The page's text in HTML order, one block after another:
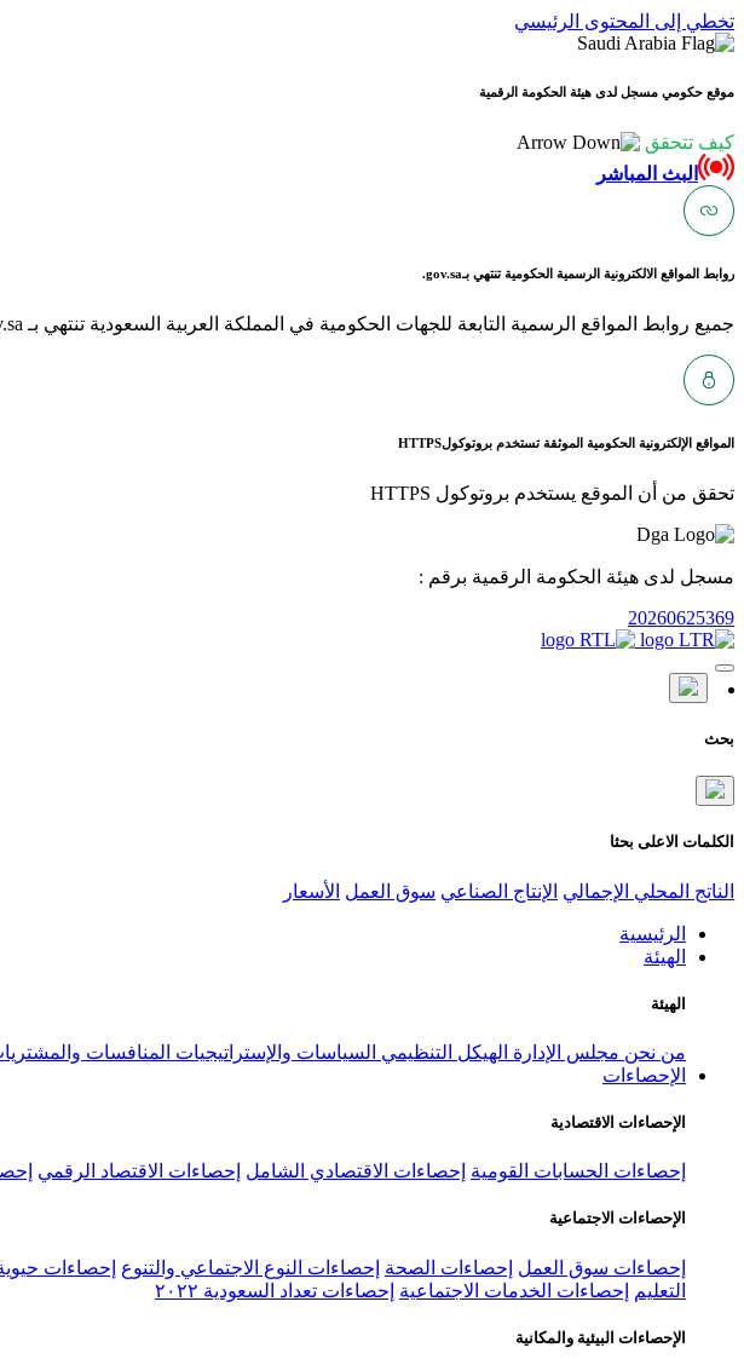
تخطي إلى المحتوى الرئيسي
موقع حكومي مسجل لدى هيئة الحكومة الرقمية
كيف تتحقق
البث المباشر
روابط المواقع الالكترونية الرسمية الحكومية تنتهي بـgov.sa.
جميع روابط المواقع الرسمية التابعة للجهات الحكومية في المملكة العربية السعودية تنتهي بـ gov.sa
المواقع الإلكترونية الحكومية الموثقة تستخدم بروتوكولHTTPS
تحقق من أن الموقع يستخدم بروتوكول HTTPS
مسجل لدى هيئة الحكومة الرقمية برقم :
20260625369
بحث
الكلمات الاعلى بحثا
الناتج المحلي الإجمالي الإنتاج الصناعي سوق العمل الأسعار
الرئيسية
الهيئة
الهيئة
من نحن مجلس الإدارة الهيكل التنظيمي السياسات والإستراتيجيات المنافسات
الإحصاءات
الإحصاءات الاقتصادية
إحصاءات الحسابات القومية إحصاءات الاقتصادي الشامل إحصاءات الاقتصاد الرقمي
الإحصاءات الاجتماعية
إحصاءات سوق العمل إحصاءات الصحة إحصاءات النوع الاجتماعي والتنوع إحصاءات
التعليم
إحصاءات الخدمات الاجتماعية إحصاءات تعداد السعودية ٢٠٢٢
الإحصاءات البيئية والمكانية